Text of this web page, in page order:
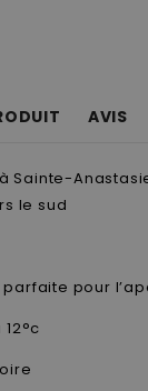
AVIS
Sainte-
le sud
pour
12°c